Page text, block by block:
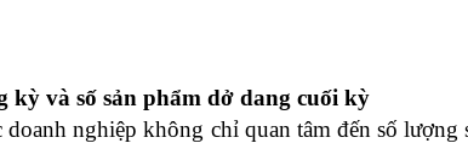
kỳ và số sản phẩm dở dang cuối kỳ
nghiệp không chỉ quan tâm đến số lượng